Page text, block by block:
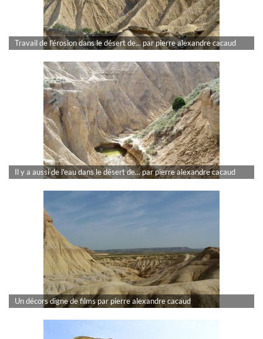
Travail de l'érosion dans le désert de... par pierre alexandre cacaud
Il y a aussi de l'eau dans le désert de... par pierre alexandre cacaud
Un décors digne de films par pierre alexandre cacaud